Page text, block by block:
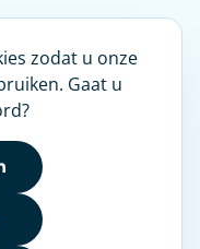
zodat u onze
Gaat u